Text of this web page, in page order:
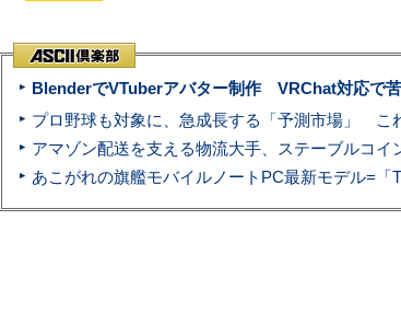
BlenderでVTuberアバター制作 VRChat対応で